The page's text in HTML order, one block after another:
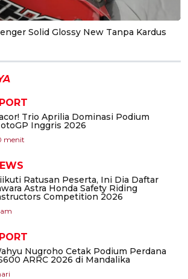
Solid Glossy New Tanpa Kardus
Trio Aprilia Dominasi Podium
Inggris 2026
menit
Ratusan Peserta, Ini Dia Daftar
Astra Honda Safety Riding
Competition 2026
Nugroho Cetak Podium Perdana
ARRC 2026 di Mandalika